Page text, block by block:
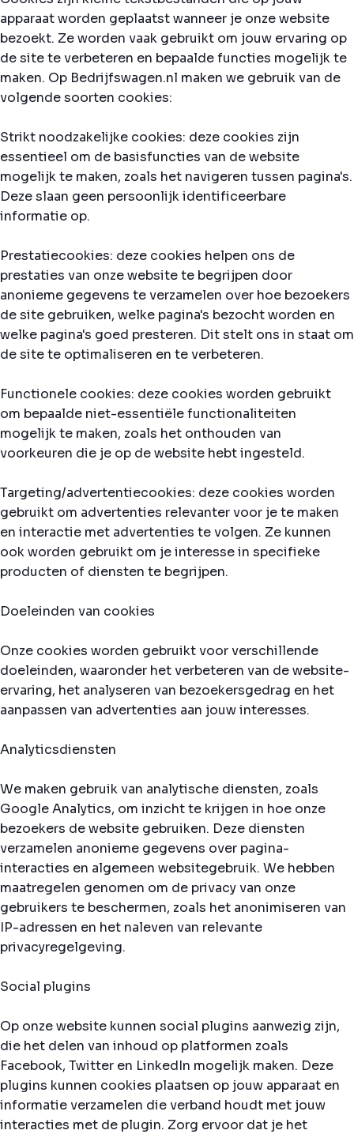
apparaat worden geplaatst wanneer je onze website
bezoekt. Ze worden vaak gebruikt om jouw ervaring op
de site te verbeteren en bepaalde functies mogelijk te
maken. Op Bedrijfswagen.nl maken we gebruik van de
volgende soorten cookies:
Strikt noodzakelijke cookies: deze cookies zijn
essentieel om de basisfuncties van de website
mogelijk te maken, zoals het navigeren tussen pagina's.
Deze slaan geen persoonlijk identificeerbare
informatie op.
Prestatiecookies: deze cookies helpen ons de
prestaties van onze website te begrijpen door
anonieme gegevens te verzamelen over hoe bezoekers
de site gebruiken, welke pagina's bezocht worden en
welke pagina's goed presteren. Dit stelt ons in staat om
de site te optimaliseren en te verbeteren.
Functionele cookies: deze cookies worden gebruikt
om bepaalde niet-essentiële functionaliteiten
mogelijk te maken, zoals het onthouden van
voorkeuren die je op de website hebt ingesteld.
Targeting/advertentiecookies: deze cookies worden
gebruikt om advertenties relevanter voor je te maken
en interactie met advertenties te volgen. Ze kunnen
ook worden gebruikt om je interesse in specifieke
producten of diensten te begrijpen.
Doeleinden van cookies
Onze cookies worden gebruikt voor verschillende
doeleinden, waaronder het verbeteren van de website-
ervaring, het analyseren van bezoekersgedrag en het
aanpassen van advertenties aan jouw interesses.
Analyticsdiensten
We maken gebruik van analytische diensten, zoals
Google Analytics, om inzicht te krijgen in hoe onze
bezoekers de website gebruiken. Deze diensten
verzamelen anonieme gegevens over pagina-
interacties en algemeen websitegebruik. We hebben
maatregelen genomen om de privacy van onze
gebruikers te beschermen, zoals het anonimiseren van
IP-adressen en het naleven van relevante
privacyregelgeving.
Social plugins
Op onze website kunnen social plugins aanwezig zijn,
die het delen van inhoud op platformen zoals
Facebook, Twitter en LinkedIn mogelijk maken. Deze
plugins kunnen cookies plaatsen op jouw apparaat en
informatie verzamelen die verband houdt met jouw
interacties met de plugin. Zorg ervoor dat je het